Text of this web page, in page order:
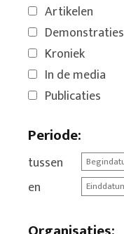
Artikelen
Demonstraties
Kroniek
In de media
Publicaties
Periode:
tussen
en